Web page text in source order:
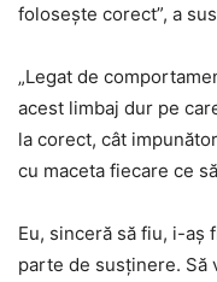
folosește corect”, a
„Legat de
acest limbaj dur pe
la corect, cât
cu maceta fiecare ce
Eu, sinceră să fiu, i-aș
parte de susținere. Să